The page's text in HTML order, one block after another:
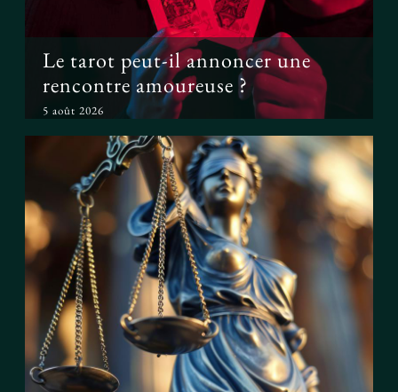
Le tarot peut-il annoncer une
rencontre amoureuse ?
5 août 2026
Peut-on prouver que le tarot
fonctionne ?